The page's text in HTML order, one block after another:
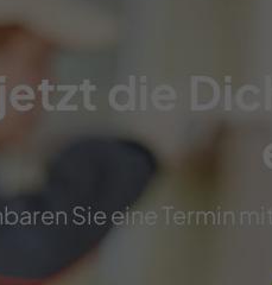
jetzt die
Sie eine Termin